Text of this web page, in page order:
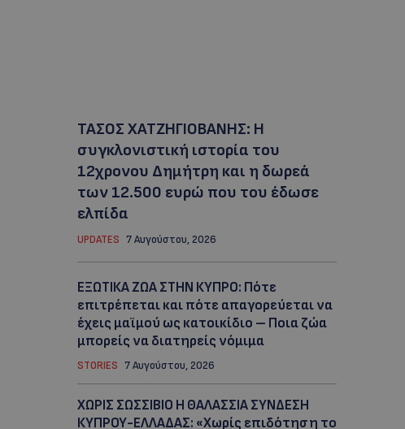
ΤΑΣΟΣ ΧΑΤΖΗΓΙΟΒΑΝΗΣ: Η
συγκλονιστική ιστορία του
12χρονου Δημήτρη και η δωρεά
των 12.500 ευρώ που του έδωσε
ελπίδα
UPDATES 7 Αυγούστου, 2026
ΕΞΩΤΙΚΑ ΖΩΑ ΣΤΗΝ ΚΥΠΡΟ: Πότε
επιτρέπεται και πότε απαγορεύεται να
έχεις μαϊμού ως κατοικίδιο – Ποια ζώα
μπορείς να διατηρείς νόμιμα
STORIES 7 Αυγούστου, 2026
ΧΩΡΙΣ ΣΩΣΣΙΒΙΟ Η ΘΑΛΑΣΣΙΑ ΣΥΝΔΕΣΗ
ΚΥΠΡΟΥ-ΕΛΛΑΔΑΣ: «Χωρίς επιδότηση το